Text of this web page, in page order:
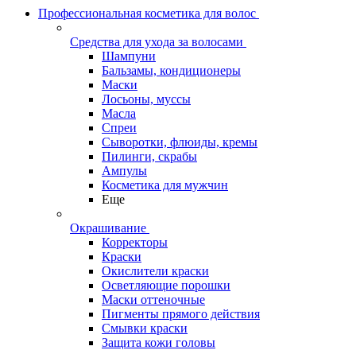
Профессиональная косметика для волос
Средства для ухода за волосами
Шампуни
Бальзамы, кондиционеры
Маски
Лосьоны, муссы
Масла
Спреи
Сыворотки, флюиды, кремы
Пилинги, скрабы
Ампулы
Косметика для мужчин
Еще
Окрашивание
Корректоры
Краски
Окислители краски
Осветляющие порошки
Маски оттеночные
Пигменты прямого действия
Смывки краски
Защита кожи головы